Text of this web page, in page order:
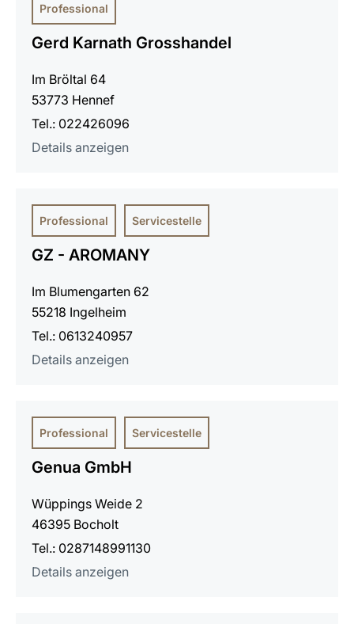
Professional
Gerd Karnath Grosshandel
Im Bröltal 64
53773 Hennef
Tel.: 022426096
Details anzeigen
Professional Servicestelle
GZ - AROMANY
Im Blumengarten 62
55218 Ingelheim
Tel.: 0613240957
Details anzeigen
Professional Servicestelle
Genua GmbH
Wüppings Weide 2
46395 Bocholt
Tel.: 0287148991130
Details anzeigen